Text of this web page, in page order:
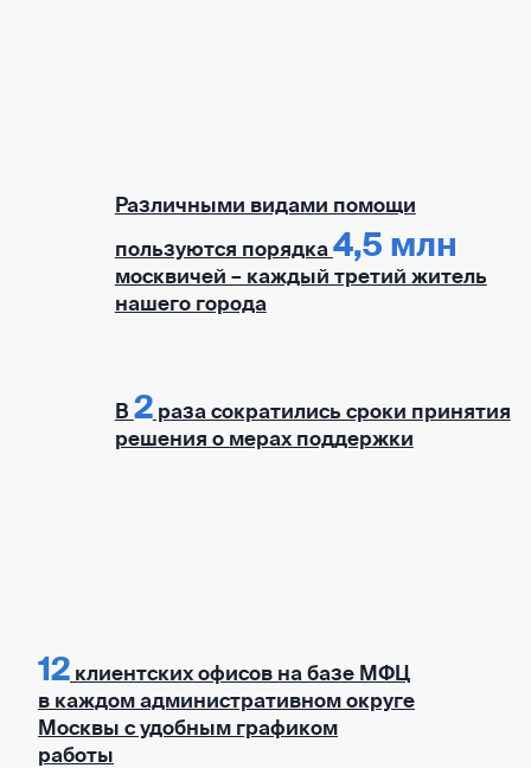
Различными видами помощи
пользуются порядка 4,5 млн
москвичей – каждый третий житель
нашего города
В 2раза сократились сроки принятия
решения о мерах поддержки
12 клиентских офисов на базе МФЦ
в каждом административном округе
Москвы с удобным графиком
работы